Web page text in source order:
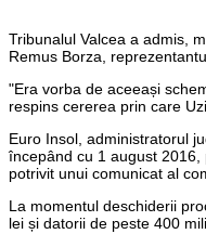
Tribunalul Valcea a admis,
Remus Borza,
"Era vorba de aceeași
respins cererea prin care
Euro Insol, administratorul
începând cu 1 august
potrivit unui comunicat al
La momentul deschiderii
lei și datorii de peste 400